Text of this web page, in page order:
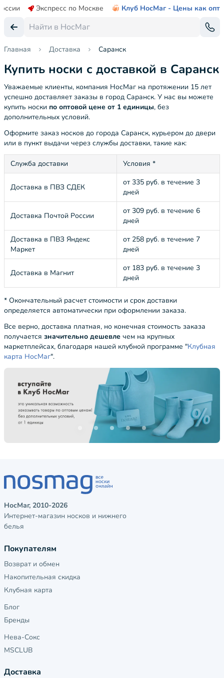
Экспресс по Москве Клуб НосМаг - Цены как опт
Главная Доставка Саранск
Купить носки с доставкой в Саранск
Уважаемые клиенты, компания НосМаг на протяжении 15 лет
успешно доставляет заказы в город Саранск. У нас вы можете
купить носки по оптовой цене от 1 единицы, без
дополнительных условий.
Оформите заказ носков до города Саранск, курьером до двери
или в пункт выдачи через службы доставки, такие как:
Служба доставки Условия *
Доставка в ПВЗ СДЕК
от 335 руб. в течение 3
дней
Доставка Почтой России
от 309 руб. в течение 6
дней
Доставка в ПВЗ Яндекс
Маркет
от 258 руб. в течение 7
дней
Доставка в Магнит
от 183 руб. в течение 3
дней
* Окончательный расчет стоимости и срок доставки
определяется автоматически при оформлении заказа.
Все верно, доставка платная, но конечная стоимость заказа
получается значительно дешевле чем на крупных
маркетплейсах, благодаря нашей клубной программе "Клубная
карта НосМаг".
НосМаг, 2010-2026
Интернет-магазин носков и нижнего
белья
Покупателям
Возврат и обмен
Накопительная скидка
Клубная карта
Блог
Бренды
Нева-Сокс
MSCLUB
Доставка